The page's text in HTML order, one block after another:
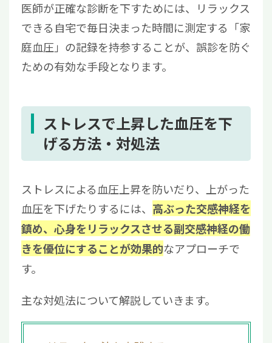
医師が正確な診断を下すためには、リラックス
できる自宅で毎日決まった時間に測定する「家
庭血圧」の記録を持参することが、誤診を防ぐ
ための有効な手段となります。
ストレスで上昇した血圧を下
げる方法・対処法
ストレスによる血圧上昇を防いだり、上がった
血圧を下げたりするには、 高ぶった交感神経を
鎮め、心身をリラックスさせる副交感神経の働
きを優位にすることが効果的なアプローチで
す。
主な対処法について解説していきます。